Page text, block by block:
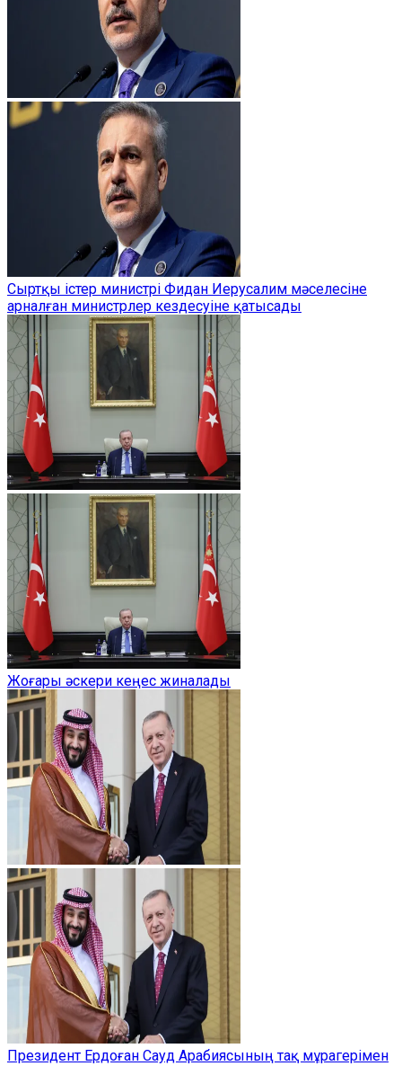
Сыртқы істер министрі Фидан Иерусалим мәселесіне
арналған министрлер кездесуіне қатысады
Жоғары әскери кеңес жиналады
Президент Ердоған Сауд Арабиясының тақ мұрагерімен